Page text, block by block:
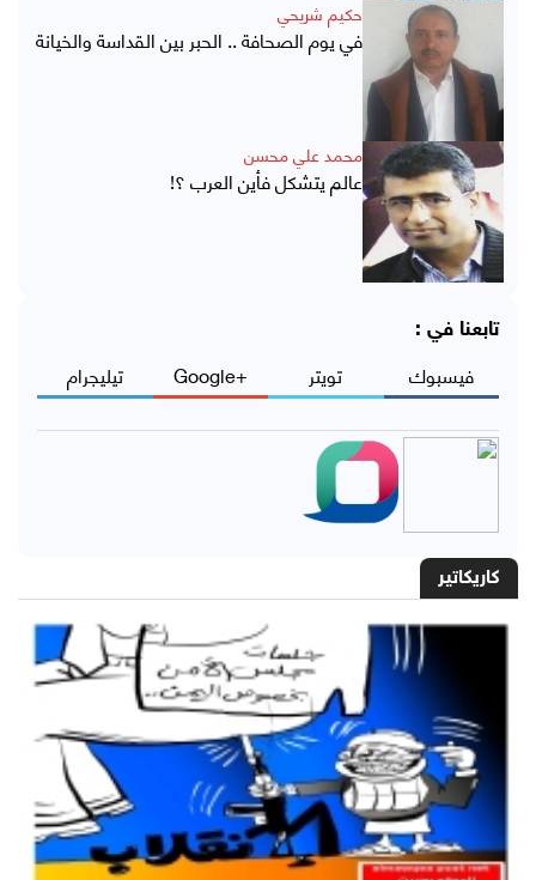
حكيم شريحي
في يوم الصحافة .. الحبر بين القداسة والخيانة
محمد علي محسن
عالم يتشكل فأين العرب ؟!
تابعنا في :
فيسبوك تويتر +Google تيليجرام
كاريكاتير